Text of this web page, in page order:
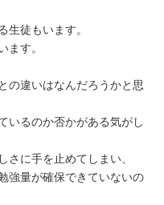
生徒もいます。
ます。
の違いはなんだろうかと思
いるのか否かがある気がし
さに手を止めてしまい、
強量が確保できていないの